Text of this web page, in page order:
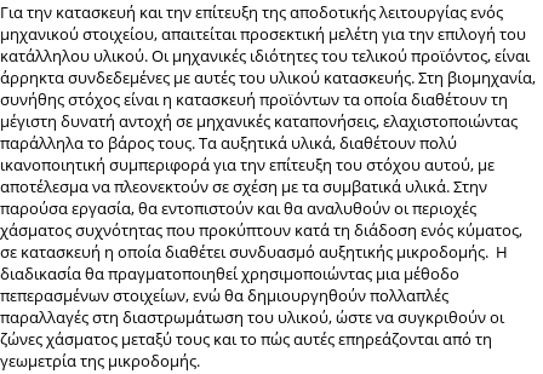
Για την κατασκευή και την επίτευξη της αποδοτικής λειτουργίας ενός
μηχανικού στοιχείου, απαιτείται προσεκτική μελέτη για την επιλογή του
κατάλληλου υλικού. Οι μηχανικές ιδιότητες του τελικού προϊόντος, είναι
άρρηκτα συνδεδεμένες με αυτές του υλικού κατασκευής. Στη βιομηχανία,
συνήθης στόχος είναι η κατασκευή προϊόντων τα οποία διαθέτουν τη
μέγιστη δυνατή αντοχή σε μηχανικές καταπονήσεις, ελαχιστοποιώντας
παράλληλα το βάρος τους. Τα αυξητικά υλικά, διαθέτουν πολύ
ικανοποιητική συμπεριφορά για την επίτευξη του στόχου αυτού, με
αποτέλεσμα να πλεονεκτούν σε σχέση με τα συμβατικά υλικά. Στην
παρούσα εργασία, θα εντοπιστούν και θα αναλυθούν οι περιοχές
χάσματος συχνότητας που προκύπτουν κατά τη διάδοση ενός κύματος,
σε κατασκευή η οποία διαθέτει συνδυασμό αυξητικής μικροδομής. Η
διαδικασία θα πραγματοποιηθεί χρησιμοποιώντας μια μέθοδο
πεπερασμένων στοιχείων, ενώ θα δημιουργηθούν πολλαπλές
παραλλαγές στη διαστρωμάτωση του υλικού, ώστε να συγκριθούν οι
ζώνες χάσματος μεταξύ τους και το πώς αυτές επηρεάζονται από τη
γεωμετρία της μικροδομής.